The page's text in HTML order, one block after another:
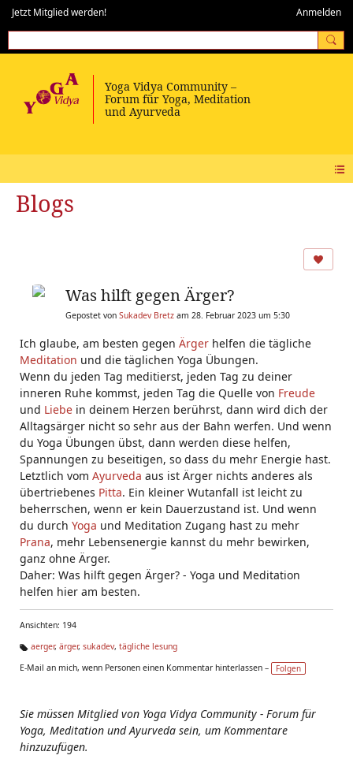
Jetzt Mitglied werden! Anmelden
Blogs
Was hilft gegen Ärger?
Gepostet von Sukadev Bretz am 28. Februar 2023 um 5:30
Ich glaube, am besten gegen Ärger helfen die tägliche
Meditation und die täglichen Yoga Übungen.
Wenn du jeden Tag meditierst, jeden Tag zu deiner
inneren Ruhe kommst, jeden Tag die Quelle von Freude
und Liebe in deinem Herzen berührst, dann wird dich der
Alltagsärger nicht so sehr aus der Bahn werfen. Und wenn
du Yoga Übungen übst, dann werden diese helfen,
Spannungen zu beseitigen, so dass du mehr Energie hast.
Letztlich vom Ayurveda aus ist Ärger nichts anderes als
übertriebenes Pitta. Ein kleiner Wutanfall ist leicht zu
beherrschen, wenn er kein Dauerzustand ist. Und wenn
du durch Yoga und Meditation Zugang hast zu mehr
Prana, mehr Lebensenergie kannst du mehr bewirken,
ganz ohne Ärger.
Daher: Was hilft gegen Ärger? - Yoga und Meditation
helfen hier am besten.
Ansichten: 194
g
aerger, ärger, sukadev, tägliche lesung
E-Mail an mich, wenn Personen einen Kommentar hinterlassen –
Folgen
Sie müssen Mitglied von Yoga Vidya Community - Forum für
Yoga, Meditation und Ayurveda sein, um Kommentare
hinzuzufügen.